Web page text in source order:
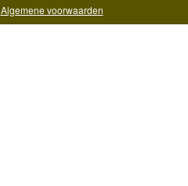
Algemene voorwaarden